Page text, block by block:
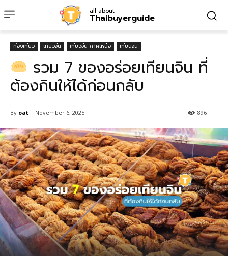
all about
Thaibuyerguide
ท่องเที่ยว เที่ยวจีน เที่ยวจีน ภาคเหนือ เทียนจิน
รวม 7 ของอร่อยเทียนจิน ที่
ต้องกินให้ได้ก่อนกลับ
By oat November 6, 2025 896